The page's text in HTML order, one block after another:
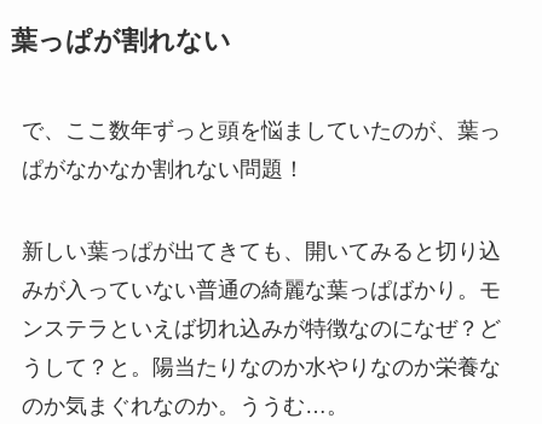
葉っぱが割れない
で、ここ数年ずっと頭を悩ましていたのが、葉っ
ぱがなかなか割れない問題！
新しい葉っぱが出てきても、開いてみると切り込
みが入っていない普通の綺麗な葉っぱばかり。モ
ンステラといえば切れ込みが特徴なのになぜ？ど
うして？と。陽当たりなのか水やりなのか栄養な
のか気まぐれなのか。ううむ…。